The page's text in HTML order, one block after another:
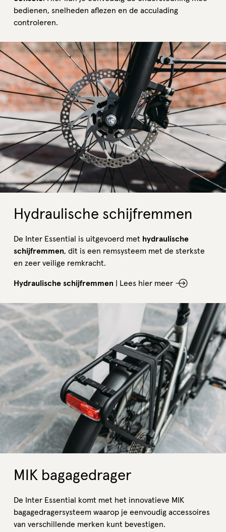
bedienen, snelheden aflezen en de acculading
controleren.
Hydraulische schijfremmen
De Inter Essential is uitgevoerd met hydraulische
schijfremmen, dit is een remsysteem met de sterkste
en zeer veilige remkracht.
Hydraulische schijfremmen Lees hier meer
MIK bagagedrager
De Inter Essential komt met het innovatieve MIK
bagagedragersysteem waarop je eenvoudig accessoires
van verschillende merken kunt bevestigen.